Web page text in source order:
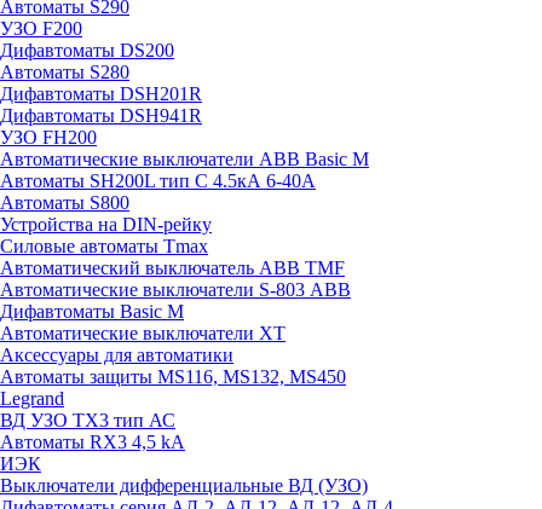
Автоматы S290
УЗО F200
Дифавтоматы DS200
Автоматы S280
Дифавтоматы DSH201R
Дифавтоматы DSH941R
УЗО FH200
Автоматические выключатели ABB Basic M
Автоматы SH200L тип С 4.5кА 6-40А
Автоматы S800
Устройства на DIN-рейку
Силовые автоматы Tmax
Автоматический выключатель ABB TMF
Автоматические выключатели S-803 АВВ
Дифавтоматы Basic M
Автоматические выключатели XT
Аксессуары для автоматики
Автоматы защиты MS116, MS132, MS450
Legrand
ВД УЗО TX3 тип АС
Автоматы RX3 4,5 kA
ИЭК
Выключатели дифференциальные ВД (УЗО)